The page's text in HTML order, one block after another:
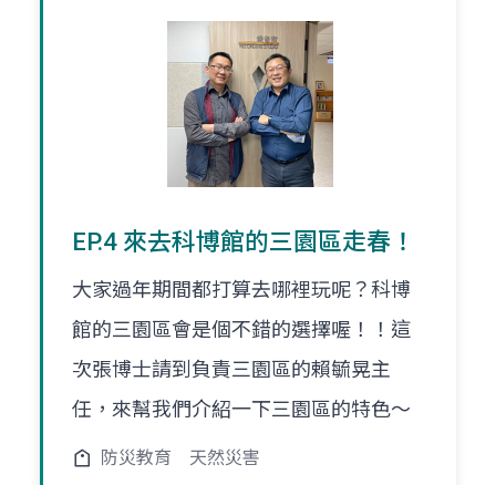
EP.4 來去科博館的三園區走春！
大家過年期間都打算去哪裡玩呢？科博
館的三園區會是個不錯的選擇喔！！這
次張博士請到負責三園區的賴毓晃主
任，來幫我們介紹一下三園區的特色～
防災教育 天然災害